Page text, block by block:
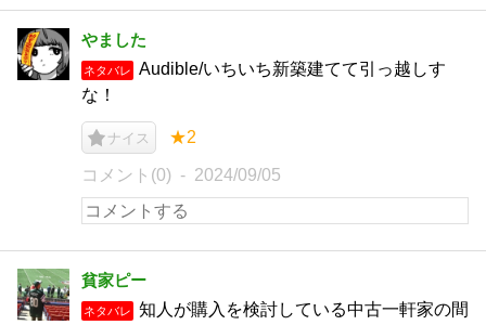
やました
ネタバレ
Audible/いちいち新築建てて引っ越しす
な！
ナイス ★2
コメント(0) 2024/09/05
貧家ピー
ネタバレ
知人が購入を検討している中古一軒家の間